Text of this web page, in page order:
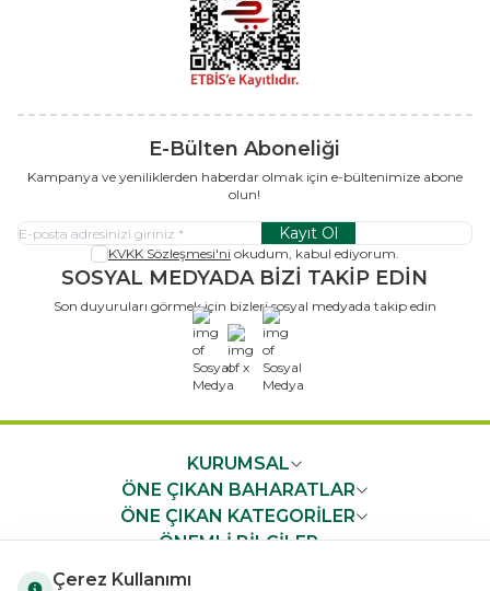
E-Bülten Aboneliği
Kampanya ve yeniliklerden haberdar olmak için e-bültenimize abone
olun!
Kayıt Ol
KVKK Sözleşmesi'ni okudum, kabul ediyorum.
SOSYAL MEDYADA BİZİ TAKİP EDİN
Son duyuruları görmek için bizleri sosyal medyada takip edin
x
KURUMSAL
ÖNE ÇIKAN BAHARATLAR
ÖNE ÇIKAN KATEGORİLER
ÖNEMLİ BİLGİLER
Çerez Kullanımı